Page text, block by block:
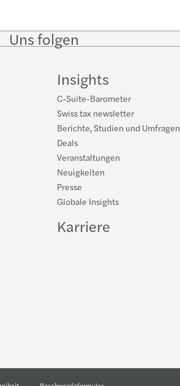
Uns folgen
on
on
Insights
C-Suite-Barometer
Swiss tax newsletter
Berichte, Studien und Umfragen
Deals
Veranstaltungen
Neuigkeiten
Presse
Globale Insights
Karriere